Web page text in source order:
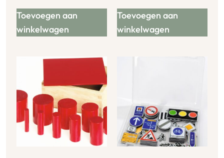
Toevoegen aan
winkelwagen
Toevoegen aan
winkelwagen